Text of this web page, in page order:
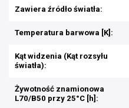
Zawiera źródło światła:
Temperatura barwowa [K]:
Kąt widzenia (Kąt rozsyłu
światła):
Żywotność znamionowa
L70/B50 przy 25°C [h]: